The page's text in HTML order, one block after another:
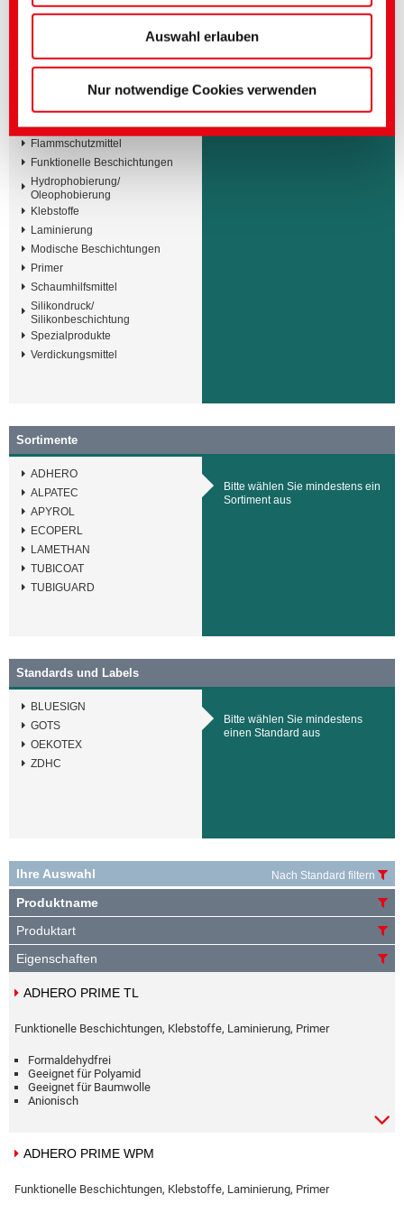
unsererDatenschutzerklärungvornehmen.
Auswahl erlauben
Nur notwendige Cookies verwenden
Angebot▸ Beschichtung
Produktarten
Fixierer
Flammschutzmittel
Funktionelle Beschichtungen
Hydrophobierung/
Oleophobierung
Klebstoffe
Laminierung
Modische Beschichtungen
Primer
Schaumhilfsmittel
Silikondruck/
Silikonbeschichtung
Spezialprodukte
Verdickungsmittel
Produktart aus
Sortimente
ADHERO
ALPATEC
APYROL
ECOPERL
LAMETHAN
TUBICOAT
TUBIGUARD
Bitte wählen Sie mindestens ein
Sortiment aus
Standards und Labels
BLUESIGN
GOTS
OEKOTEX
ZDHC
Bitte wählen Sie mindestens
einen Standard aus
Ihre Auswahl Nach Standard filtern
Produktname
Produktart
Eigenschaften
ADHERO PRIME TL
Funktionelle Beschichtungen, Klebstoffe, Laminierung, Primer
Formaldehydfrei
Geeignet für Polyamid
Geeignet für Baumwolle
Anionisch
ADHERO PRIME WPM
Funktionelle Beschichtungen, Klebstoffe, Laminierung, Primer